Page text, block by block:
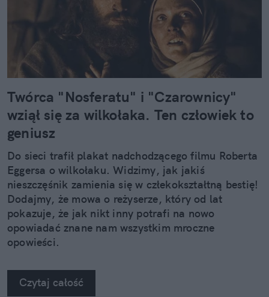
Twórca "Nosferatu" i "Czarownicy"
wziął się za wilkołaka. Ten człowiek to
geniusz
Do sieci trafił plakat nadchodzącego filmu Roberta
Eggersa o wilkołaku. Widzimy, jak jakiś
nieszczęśnik zamienia się w człekokształtną bestię!
Dodajmy, że mowa o reżyserze, który od lat
pokazuje, że jak nikt inny potrafi na nowo
opowiadać znane nam wszystkim mroczne
opowieści.
Czytaj całość